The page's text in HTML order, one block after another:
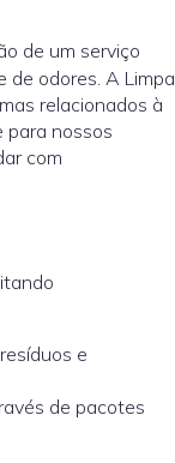
de um serviço
de odores. A Limpa
relacionados à
para nossos
com
e
de pacotes